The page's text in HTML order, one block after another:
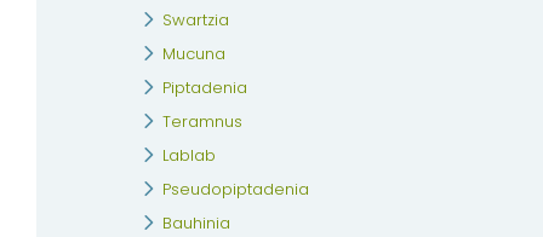
Swartzia
Mucuna
Piptadenia
Teramnus
Lablab
Pseudopiptadenia
Bauhinia